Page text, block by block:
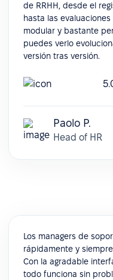
de RRHH, desde el
hasta las
modular y bastante
puedes verlo
versión tras versión.
Paolo P.
Head of HR
Los managers de
rápidamente y
Con la agradable
todo funciona sin